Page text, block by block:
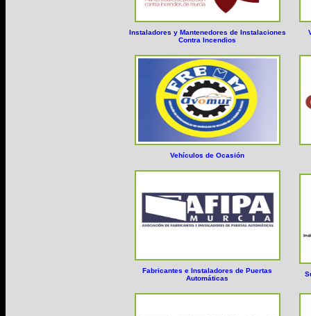
Instaladores y Mantenedores de Instalaciones
Contra Incendios
Vehículos de Ocasión
Fabricantes e Instaladores de Puertas
Automáticas